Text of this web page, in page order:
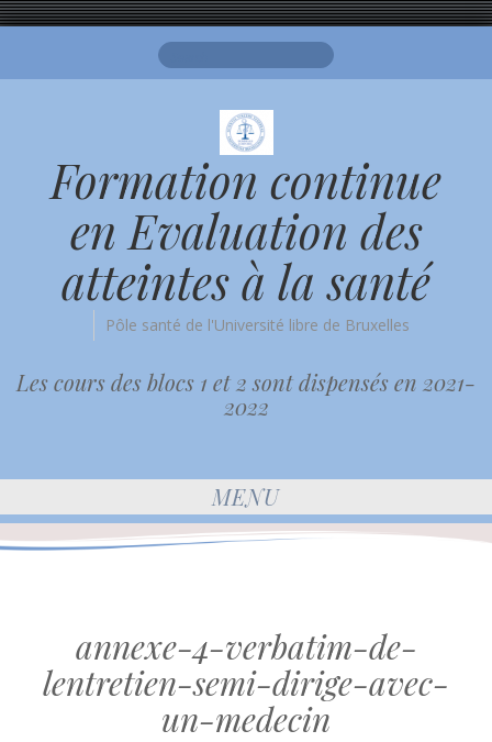
Formation continue
en Evaluation des
atteintes à la santé
Pôle santé de l'Université libre de Bruxelles
Les cours des blocs 1 et 2 sont dispensés en 2021-
2022
MENU
annexe-4-verbatim-de-
lentretien-semi-dirige-avec-
un-medecin